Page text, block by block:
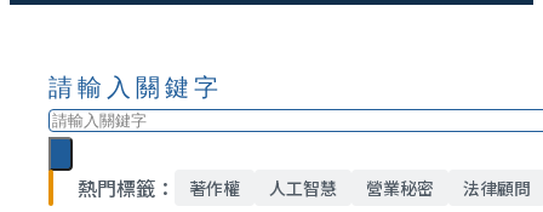
請輸入關鍵字
搜
尋
熱門標籤：
著作權 人工智慧 營業秘密 法律顧問